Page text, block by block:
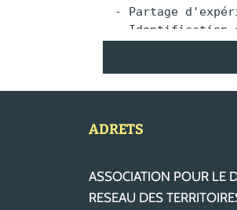
ADRETS
ASSOCIATION POUR LE
RESEAU DES